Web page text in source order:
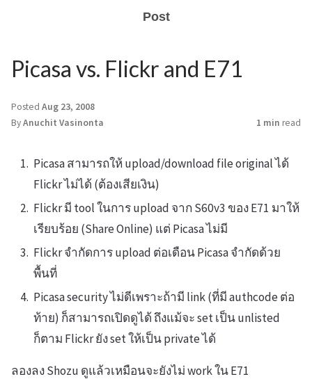
Post
Picasa vs. Flickr and E71
Posted Aug 23, 2008
ByAnuchit Vasinonta 1 min read
Picasa สามารถให้ upload/download file original ได้
Flickr ไม่ได้ (ต้องเสียเงิน)
Flickr มี tool ในการ upload จาก S60v3 ของ E71 มาให้
เรียบร้อย (Share Online) แต่ Picasa ไม่มี
Flickr จำกัดการ upload ต่อเดือน Picasa จำกัดด้วย
พื้นที่
Picasa security ไม่ดีเพราะถ้ามี link (ที่มี authcode ต่อ
ท้าย) ก็สามารถเปิดดูได้ ถึงแม้จะ set เป็น unlisted
ก็ตาม Flickr ยัง set ให้เป็น private ได้
ลองลง Shozu ดูแล้วเหมือนจะยังไม่ work ใน E71